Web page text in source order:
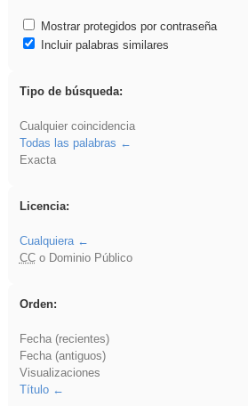
Mostrar protegidos por contraseña
Incluir palabras similares
Tipo de búsqueda:
Cualquier coincidencia
Todas las palabras
Exacta
Licencia:
Cualquiera
CCo Dominio Público
Orden:
Fecha (recientes)
Fecha (antiguos)
Visualizaciones
Título